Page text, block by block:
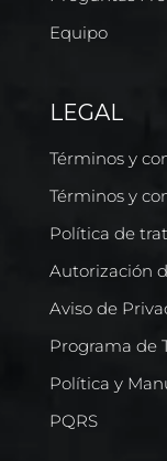
Equipo
LEGAL
Términos y
Términos y
Política de
Autorización
Aviso de
Programa de
Política y
PQRS